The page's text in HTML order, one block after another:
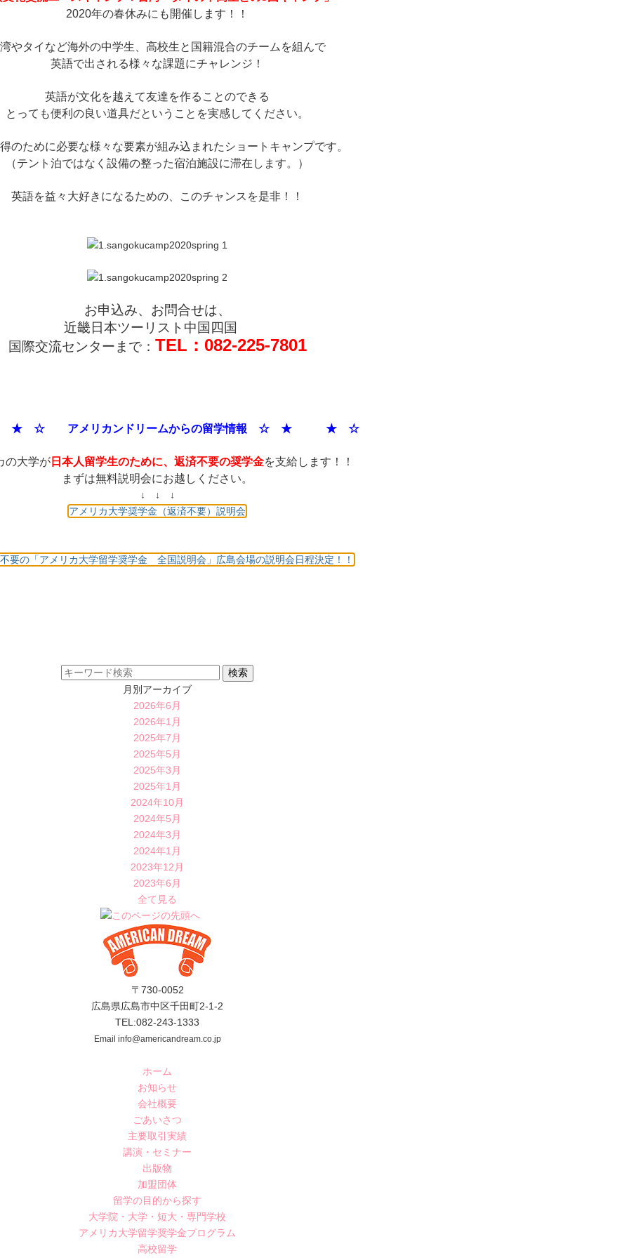
2020年の春休みにも開催します！！
やタイなど海外の中学生、高校生と国籍混合のチームを組んで
英語で出される様々な課題にチャレンジ！
英語が文化を越えて友達を作ることのできる
とっても便利の良い道具だということを実感してください。
のために必要な様々な要素が組み込まれたショートキャンプです。
（テント泊ではなく設備の整った宿泊施設に滞在します。）
英語を益々大好きになるための、このチャンスを是非！！
お申込み、お問合せは、
近畿日本ツーリスト中国四国
国際交流センターまで： TEL：082-225-7801
アメリカンドリームからの留学情報 ☆ ★ ★ ☆
の大学が 日本人留学生のために、返済不要の奨学金を支給します！！
まずは無料説明会にお越しください。
↓ ↓ ↓
アメリカ大学奨学金（返済不要）説明会
要の「アメリカ大学留学奨学金 全国説明会」広島会場の説明会日程決定！！
月別アーカイブ
2026年6月
2026年1月
2025年7月
2025年5月
2025年3月
2025年1月
2024年10月
2024年5月
2024年3月
2024年1月
2023年12月
2023年6月
全て見る
〒730-0052
広島県広島市中区千田町2-1-2
TEL:082-243-1333
Email info@americandream.co.jp
ホーム
お知らせ
会社概要
ごあいさつ
主要取引実績
講演・セミナー
出版物
加盟団体
留学の目的から探す
大学院・大学・短大・専門学校
アメリカ大学留学奨学金プログラム
高校留学